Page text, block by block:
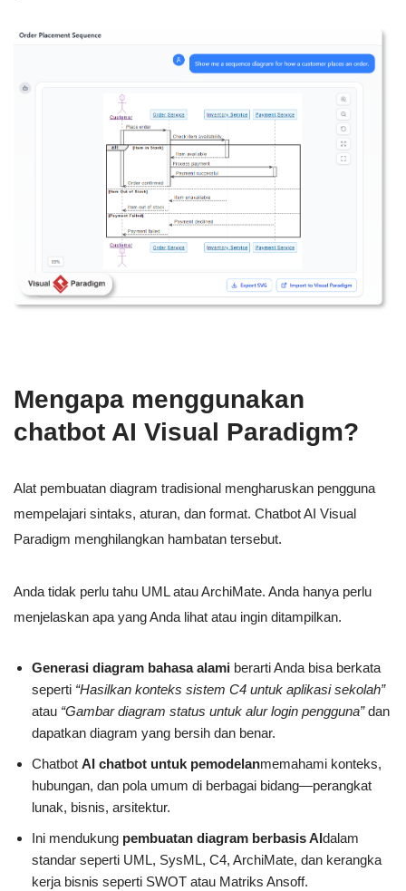
Mengapa menggunakan
chatbot AI Visual Paradigm?
Alat pembuatan diagram tradisional mengharuskan pengguna
mempelajari sintaks, aturan, dan format. Chatbot AI Visual
Paradigm menghilangkan hambatan tersebut.
Anda tidak perlu tahu UML atau ArchiMate. Anda hanya perlu
menjelaskan apa yang Anda lihat atau ingin ditampilkan.
Generasi diagram bahasa alami berarti Anda bisa berkata
seperti “Hasilkan konteks sistem C4 untuk aplikasi sekolah”
atau “Gambar diagram status untuk alur login pengguna”dan
dapatkan diagram yang bersih dan benar.
Chatbot AI chatbot untuk pemodelanmemahami konteks,
hubungan, dan pola umum di berbagai bidang—perangkat
lunak, bisnis, arsitektur.
Ini mendukung pembuatan diagram berbasis AIdalam
standar seperti UML, SysML, C4, ArchiMate, dan kerangka
kerja bisnis seperti SWOT atau Matriks Ansoff.